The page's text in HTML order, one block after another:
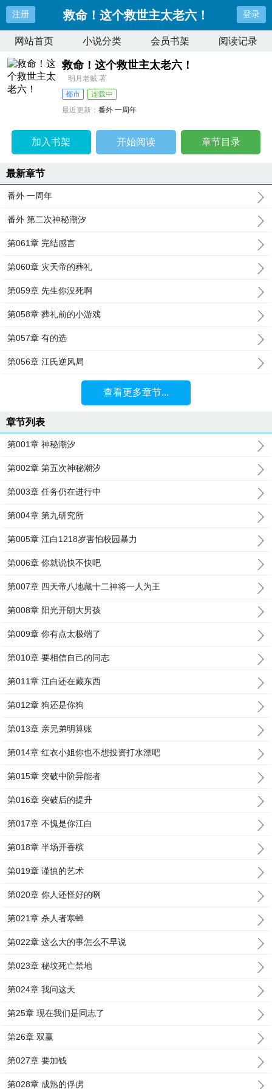
注册 救命！这个救世主太老六！ 登录
网站首页 小说分类 会员书架 阅读记录
救命！这个救世主太老六！
明月老贼 著
都市
连载中
最近更新：番外 一周年
加入书架 开始阅读 章节目录
最新章节
番外 一周年
番外 第二次神秘潮汐
第061章 完结感言
第060章 灾天帝的葬礼
第059章 先生你没死啊
第058章 葬礼前的小游戏
第057章 有的选
第056章 江氏逆风局
查看更多章节...
章节列表
第001章 神秘潮汐
第002章 第五次神秘潮汐
第003章 任务仍在进行中
第004章 第九研究所
第005章 江白1218岁害怕校园暴力
第006章 你就说快不快吧
第007章 四天帝八地藏十二神将一人为王
第008章 阳光开朗大男孩
第009章 你有点太极端了
第010章 要相信自己的同志
第011章 江白还在藏东西
第012章 狗还是你狗
第013章 亲兄弟明算账
第014章 红衣小姐你也不想投资打水漂吧
第015章 突破中阶异能者
第016章 突破后的提升
第017章 不愧是你江白
第018章 半场开香槟
第019章 谨慎的艺术
第020章 你人还怪好的咧
第021章 杀人者寒蝉
第022章 这么大的事怎么不早说
第023章 秘坟死亡禁地
第024章 我问这天
第25章 现在我们是同志了
第26章 双赢
第027章 要加钱
第028章 成熟的俘虏